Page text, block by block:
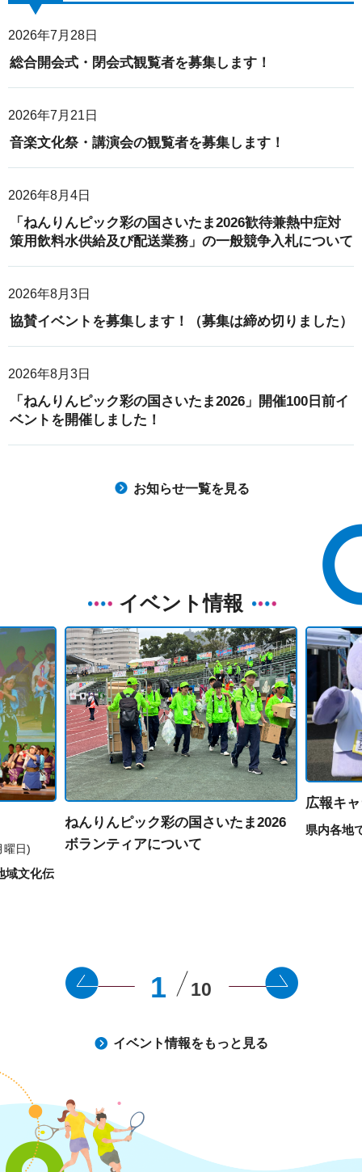
2026年7月28日
総合開会式・閉会式観覧者を募集します！
2026年7月21日
音楽文化祭・講演会の観覧者を募集します！
2026年8月4日
「ねんりんピック彩の国さいたま2026歓待兼熱中症対
策用飲料水供給及び配送業務」の一般競争入札について
2026年8月3日
協賛イベントを募集します！（募集は締め切りました）
2026年8月3日
「ねんりんピック彩の国さいたま2026」開催100日前イ
ベントを開催しました！
お知らせ一覧を見る
イベント情報
1 10
曜日)
域文化伝
ねんりんピック彩の国さいたま2026
ボランティアについて
広報キ
県内各地
イベント情報をもっと見る